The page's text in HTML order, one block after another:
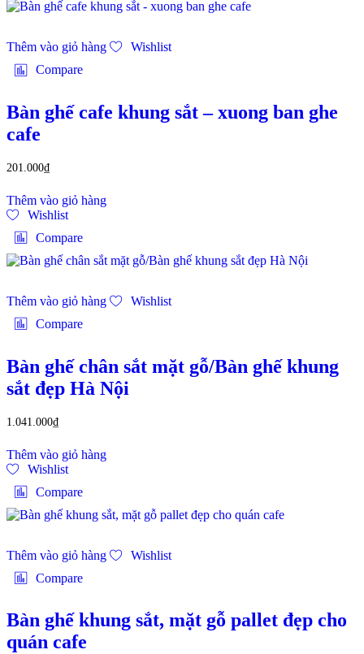
Thêm vào giỏ hàng
Wishlist
Compare
Bàn ghế cafe khung sắt – xuong ban ghe
cafe
201.000₫
Thêm vào giỏ hàng
Wishlist
Compare
Thêm vào giỏ hàng
Wishlist
Compare
Bàn ghế chân sắt mặt gỗ/Bàn ghế khung
sắt đẹp Hà Nội
1.041.000₫
Thêm vào giỏ hàng
Wishlist
Compare
Thêm vào giỏ hàng
Wishlist
Compare
Bàn ghế khung sắt, mặt gỗ pallet đẹp cho
quán cafe